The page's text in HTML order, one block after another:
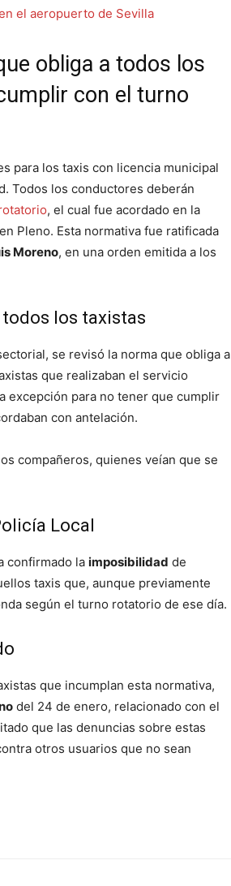
obliga a todos los
con el turno
para los taxis con licencia municipal
Todos los conductores deberán
, el cual fue acordado en la
Pleno. Esta normativa fue ratificada
Moreno, en una orden emitida a los
los taxistas
se revisó la norma que obliga a
que realizaban el servicio
excepción para no tener que cumplir
con antelación.
compañeros, quienes veían que se
Local
confirmado la imposibilidad de
taxis que, aunque previamente
según el turno rotatorio de ese día.
que incumplan esta normativa,
del 24 de enero, relacionado con el
que las denuncias sobre estas
otros usuarios que no sean